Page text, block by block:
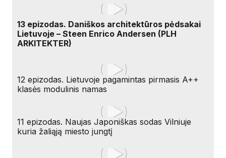
13 epizodas. Daniškos architektūros pėdsakai
Lietuvoje – Steen Enrico Andersen (PLH
ARKITEKTER)
12 epizodas. Lietuvoje pagamintas pirmasis A++
klasės modulinis namas
11 epizodas. Naujas Japoniškas sodas Vilniuje
kuria žaliąją miesto jungtį